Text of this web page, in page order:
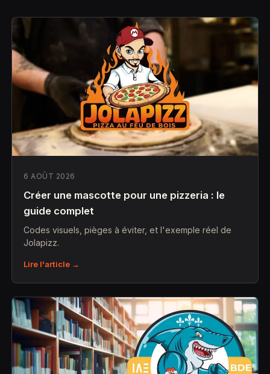
6 AOÛT 2026
Créer une mascotte pour une pizzeria : le
guide complet
Codes visuels, pièges à éviter, et l'exemple réel de
Jolapizz.
Lire l'article →